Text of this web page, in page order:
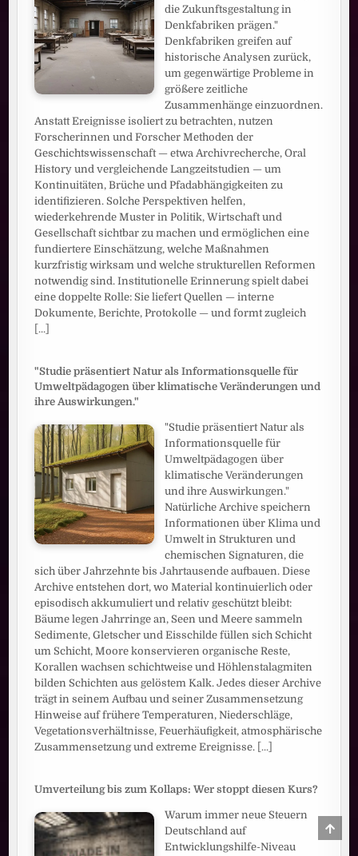
die Zukunftsgestaltung in
Denkfabriken prägen."
Denkfabriken greifen auf
historische Analysen zurück,
um gegenwärtige Probleme in
größere zeitliche
Zusammenhänge einzuordnen.
Anstatt Ereignisse isoliert zu betrachten, nutzen
Forscherinnen und Forscher Methoden der
Geschichtswissenschaft — etwa Archivrecherche, Oral
History und vergleichende Langzeitstudien — um
Kontinuitäten, Brüche und Pfadabhängigkeiten zu
identifizieren. Solche Perspektiven helfen,
wiederkehrende Muster in Politik, Wirtschaft und
Gesellschaft sichtbar zu machen und ermöglichen eine
fundiertere Einschätzung, welche Maßnahmen
kurzfristig wirksam und welche strukturellen Reformen
notwendig sind. Institutionelle Erinnerung spielt dabei
eine doppelte Rolle: Sie liefert Quellen — interne
Dokumente, Berichte, Protokolle — und formt zugleich
[...]
"Studie präsentiert Natur als Informationsquelle für
Umweltpädagogen über klimatische Veränderungen und
ihre Auswirkungen."
"Studie präsentiert Natur als
Informationsquelle für
Umweltpädagogen über
klimatische Veränderungen
und ihre Auswirkungen."
Natürliche Archive speichern
Informationen über Klima und
Umwelt in Strukturen und
chemischen Signaturen, die
sich über Jahrzehnte bis Jahrtausende aufbauen. Diese
Archive entstehen dort, wo Material kontinuierlich oder
episodisch akkumuliert und relativ geschützt bleibt:
Bäume legen Jahrringe an, Seen und Meere sammeln
Sedimente, Gletscher und Eisschilde füllen sich Schicht
um Schicht, Moore konservieren organische Reste,
Korallen wachsen schichtweise und Höhlenstalagmiten
bilden Schichten aus gelöstem Kalk. Jedes dieser Archive
trägt in seinem Aufbau und seiner Zusammensetzung
Hinweise auf frühere Temperaturen, Niederschläge,
Vegetationsverhältnisse, Feuerhäufigkeit, atmosphärische
Zusammensetzung und extreme Ereignisse. [...]
Umverteilung bis zum Kollaps: Wer stoppt diesen Kurs?
Warum immer neue Steuern
Deutschland auf
Entwicklungshilfe-Niveau
TO